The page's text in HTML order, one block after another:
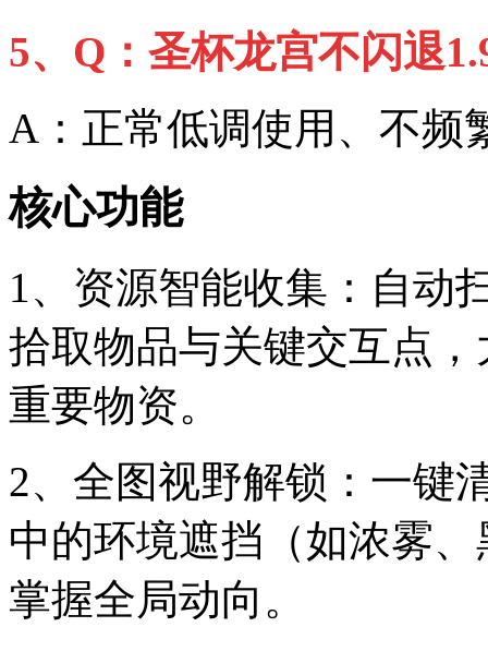
5、Q：圣杯龙宫不闪退
A：正常低调使用、不频
核心功能
1、资源智能收集：自动
拾取物品与关键交互点
重要物资。
2、全图视野解锁：一键
中的环境遮挡（如浓雾
掌握全局动向。